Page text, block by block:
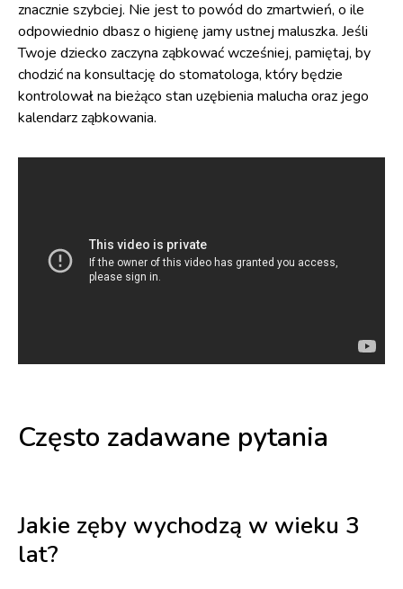
znacznie szybciej. Nie jest to powód do zmartwień, o ile
odpowiednio dbasz o higienę jamy ustnej maluszka. Jeśli
Twoje dziecko zaczyna ząbkować wcześniej, pamiętaj, by
chodzić na konsultację do stomatologa, który będzie
kontrolował na bieżąco stan uzębienia malucha oraz jego
kalendarz ząbkowania.
Często zadawane pytania
Jakie zęby wychodzą w wieku 3
lat?